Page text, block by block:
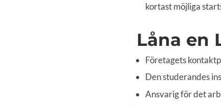
kortast möjliga
Låna en
Företagets
Den studerandes
Ansvarig för det